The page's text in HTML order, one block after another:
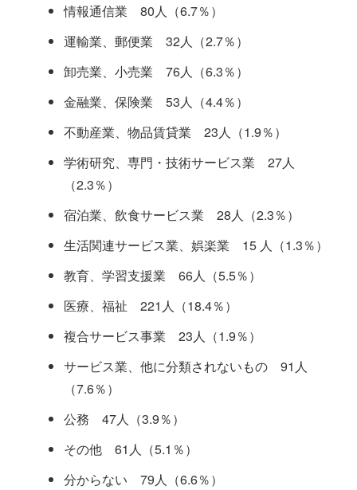
情報通信業 80人（6.7％）
運輸業、郵便業 32人（2.7％）
卸売業、小売業 76人（6.3％）
金融業、保険業 53人（4.4％）
不動産業、物品賃貸業 23人（1.9％）
学術研究、専門・技術サービス業 27人
（2.3％）
宿泊業、飲食サービス業 28人（2.3％）
生活関連サービス業、娯楽業 15 人（1.3％）
教育、学習支援業 66人（5.5％）
医療、福祉 221人（18.4％）
複合サービス事業 23人（1.9％）
サービス業、他に分類されないもの 91人
（7.6％）
公務 47人（3.9％）
その他 61人（5.1％）
分からない 79人（6.6％）